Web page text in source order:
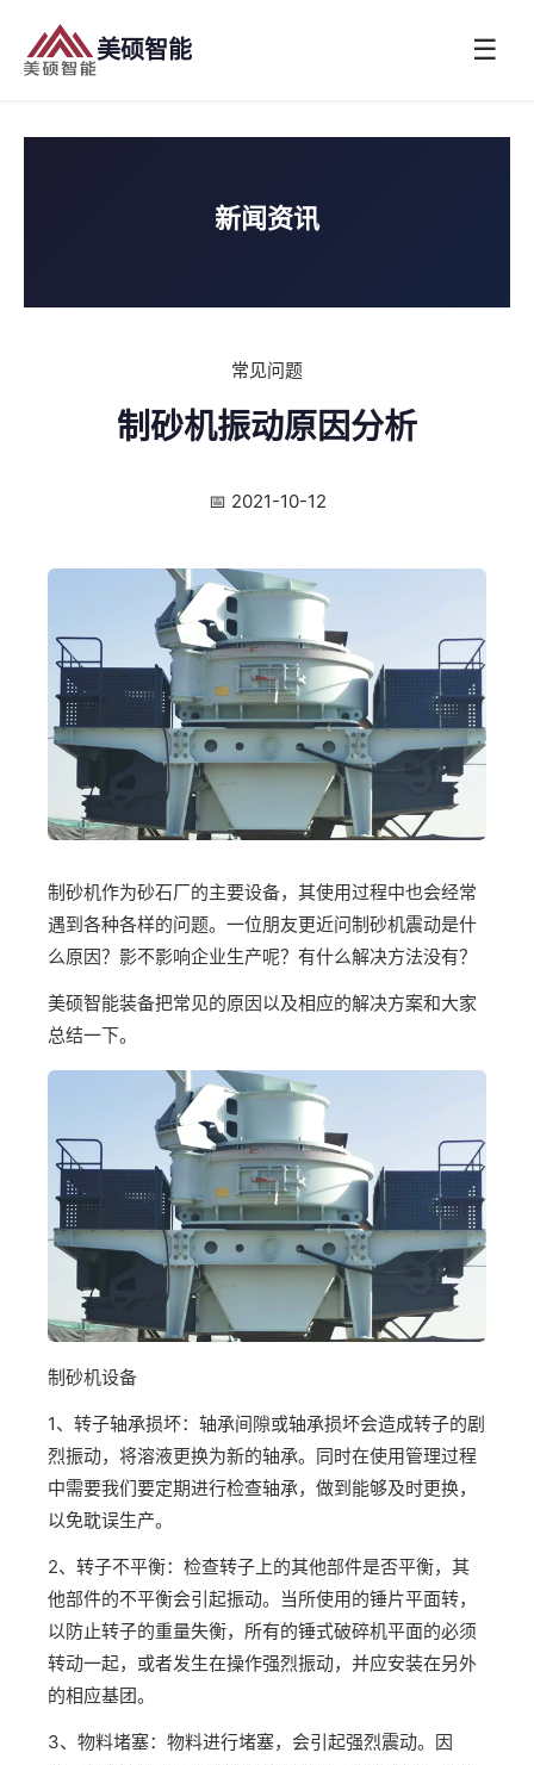
美硕智能 ☰
新闻资讯
常见问题
制砂机振动原因分析
📅 2021-10-12
制砂机作为砂石厂的主要设备，其使用过程中也会经常
遇到各种各样的问题。一位朋友更近问制砂机震动是什
么原因？影不影响企业生产呢？有什么解决方法没有？
美硕智能装备把常见的原因以及相应的解决方案和大家
总结一下。
制砂机设备
1、转子轴承损坏：轴承间隙或轴承损坏会造成转子的剧
烈振动，将溶液更换为新的轴承。同时在使用管理过程
中需要我们要定期进行检查轴承，做到能够及时更换，
以免耽误生产。
2、转子不平衡：检查转子上的其他部件是否平衡，其
他部件的不平衡会引起振动。当所使用的锤片平面转，
以防止转子的重量失衡，所有的锤式破碎机平面的必须
转动一起，或者发生在操作强烈振动，并应安装在另外
的相应基团。
3、物料堵塞：物料进行堵塞，会引起强烈震动。因